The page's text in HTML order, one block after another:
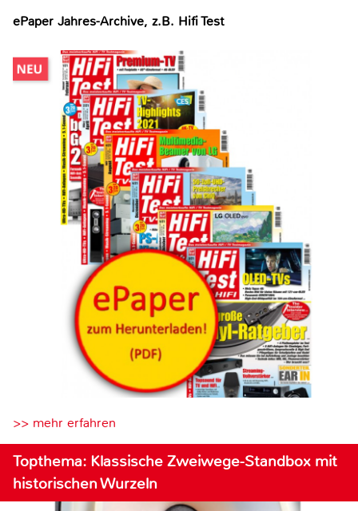
ePaper Jahres-Archive, z.B. Hifi Test
>> mehr erfahren
Topthema: Klassische Zweiwege-Standbox mit
historischen Wurzeln